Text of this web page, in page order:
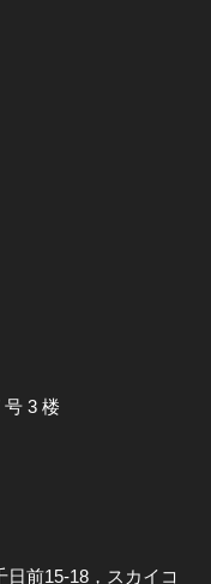
3 楼
前15-18，スカイコ